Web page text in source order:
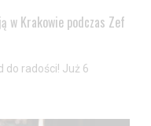
w Krakowie podczas Zef
do radości! Już 6